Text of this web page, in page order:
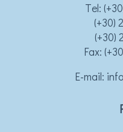
Τel:
(+30)
(+30)
Fax:
Ε-mail: